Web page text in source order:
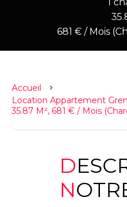
681 € / Mois
Accueil
Location Appartement
35.87 M², 681 € / Mois
NOTRE DAME